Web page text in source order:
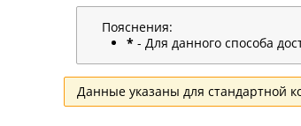
Пояснения:
* - Для данного способа
Данные указаны для стандартной